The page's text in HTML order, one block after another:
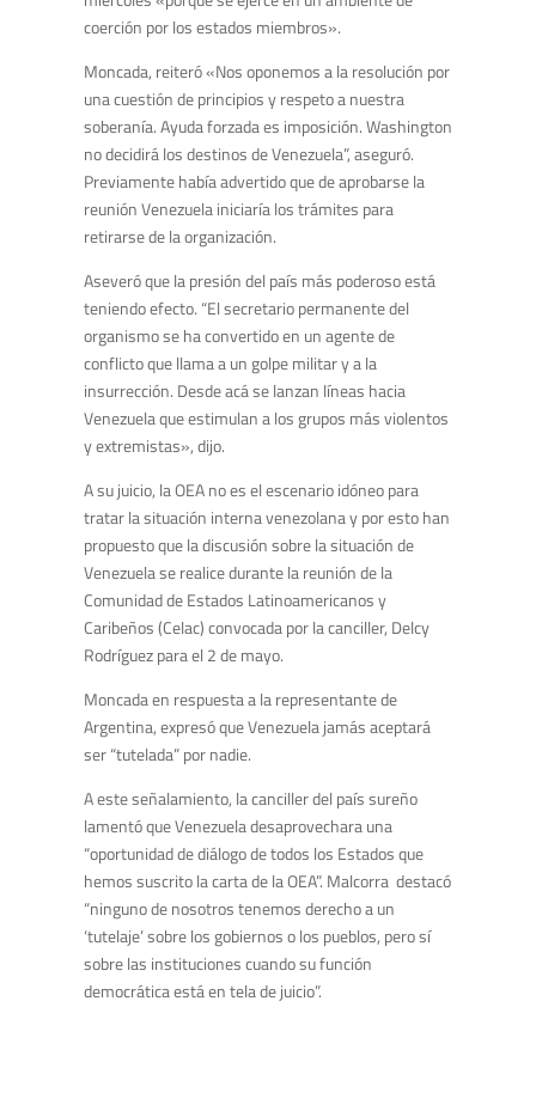
coerción por los estados miembros».
Moncada, reiteró «Nos oponemos a la resolución por
una cuestión de principios y respeto a nuestra
soberanía. Ayuda forzada es imposición. Washington
no decidirá los destinos de Venezuela”, aseguró.
Previamente había advertido que de aprobarse la
reunión Venezuela iniciaría los trámites para
retirarse de la organización.
Aseveró que la presión del país más poderoso está
teniendo efecto. “El secretario permanente del
organismo se ha convertido en un agente de
conflicto que llama a un golpe militar y a la
insurrección. Desde acá se lanzan líneas hacia
Venezuela que estimulan a los grupos más violentos
y extremistas», dijo.
A su juicio, la OEA no es el escenario idóneo para
tratar la situación interna venezolana y por esto han
propuesto que la discusión sobre la situación de
Venezuela se realice durante la reunión de la
Comunidad de Estados Latinoamericanos y
Caribeños (Celac) convocada por la canciller, Delcy
Rodríguez para el 2 de mayo.
Moncada en respuesta a la representante de
Argentina, expresó que Venezuela jamás aceptará
ser “tutelada” por nadie.
A este señalamiento, la canciller del país sureño
lamentó que Venezuela desaprovechara una
“oportunidad de diálogo de todos los Estados que
hemos suscrito la carta de la OEA”. Malcorra destacó
“ninguno de nosotros tenemos derecho a un
‘tutelaje’ sobre los gobiernos o los pueblos, pero sí
sobre las instituciones cuando su función
democrática está en tela de juicio”.